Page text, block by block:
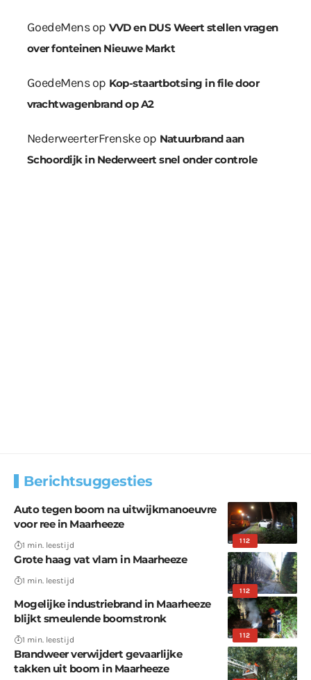
GoedeMensop VVD en DUS Weert stellen vragen
over fonteinen Nieuwe Markt
GoedeMensop Kop-staartbotsing in file door
vrachtwagenbrand op A2
NederweerterFrenskeop Natuurbrand aan
Schoordijk in Nederweert snel onder controle
Berichtsuggesties
112
Auto tegen boom na uitwijkmanoeuvre
voor ree in Maarheeze
1 min. leestijd
112
Grote haag vat vlam in Maarheeze
1 min. leestijd
112
Mogelijke industriebrand in Maarheeze
blijkt smeulende boomstronk
1 min. leestijd
Brandweer verwijdert gevaarlijke
takken uit boom in Maarheeze